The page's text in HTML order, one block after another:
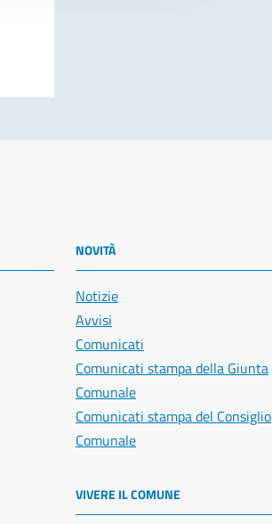
NOVITÀ
Notizie
Avvisi
Comunicati
Comunicati stampa della Giunta
Comunale
Comunicati stampa del Consiglio
Comunale
VIVERE IL COMUNE